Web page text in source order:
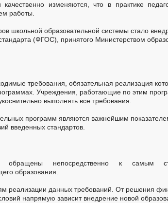
изменяются, что в практике
работы.
школьной образовательной системы стало
(ФГОС), принятого Министерством
требования, обязательная реализация
Учреждения, работающие по этим
выполнять все требования.
программ являются важнейшим
введенных стандартов.
обращены непосредственно к самым
образования.
реализации данных требований. От решения
напрямую зависит внедрение новой